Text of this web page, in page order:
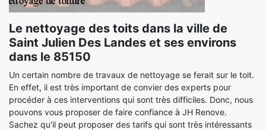
Le nettoyage des toits dans la ville de
Saint Julien Des Landes et ses environs
dans le 85150
Un certain nombre de travaux de nettoyage se ferait sur le toit.
En effet, il est très important de convier des experts pour
procéder à ces interventions qui sont très difficiles. Donc, nous
pouvons vous proposer de faire confiance à JH Renove.
Sachez qu'il peut proposer des tarifs qui sont très intéressants